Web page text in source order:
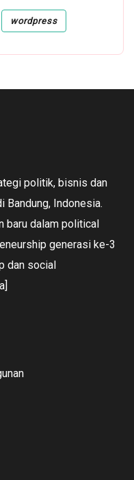
wordpress
politik, bisnis dan
Bandung, Indonesia.
baru dalam political
generasi ke-3
dan social